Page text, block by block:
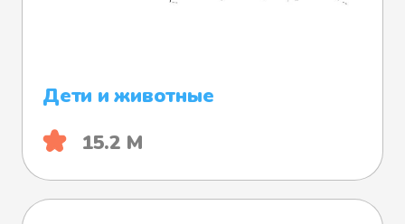
Дети и животные
15.2 М